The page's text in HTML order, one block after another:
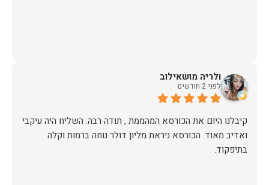
ולריה מושאילוב
לפני 2 חודשים
קיבלנו היום את הכורסא המהממת , תודה רבה. השליח היה עיקבי
ואדיב מאוד. הכורסא ניראת מליון דולר נוחה ברמות וקלה
בתיפקוד.